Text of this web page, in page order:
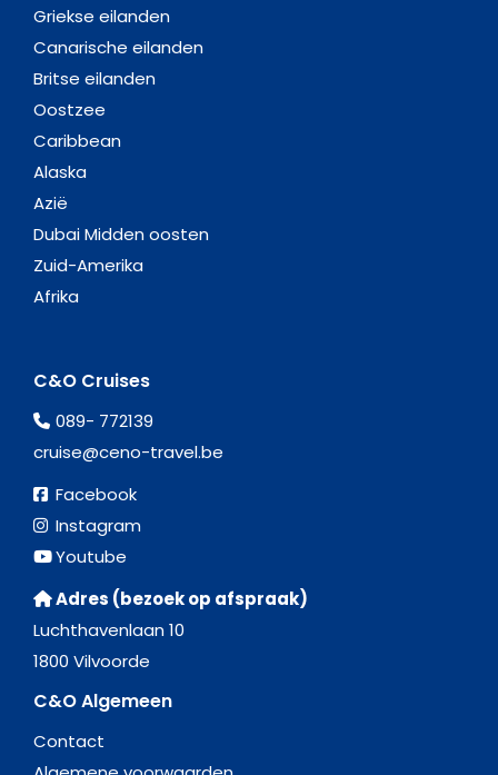
Griekse eilanden
Canarische eilanden
Britse eilanden
Oostzee
Caribbean
Alaska
Azië
Dubai Midden oosten
Zuid-Amerika
Afrika
C&O Cruises
089- 772139
cruise@ceno-travel.be
Facebook
Instagram
Youtube
Adres (bezoek op afspraak)
Luchthavenlaan 10
1800 Vilvoorde
C&O Algemeen
Contact